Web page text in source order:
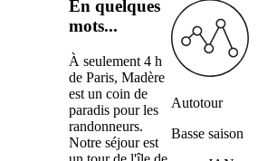
En quelques
mots...
À seulement 4 h
de Paris, Madère
est un coin de
paradis pour les
randonneurs.
Notre séjour est
Autotour
Basse saison